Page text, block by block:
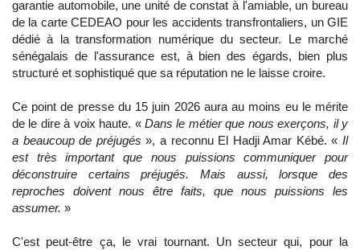
garantie automobile, une unité de constat à l'amiable, un bureau
de la carte CEDEAO pour les accidents transfrontaliers, un GIE
dédié à la transformation numérique du secteur. Le marché
sénégalais de l'assurance est, à bien des égards, bien plus
structuré et sophistiqué que sa réputation ne le laisse croire.
Ce point de presse du 15 juin 2026 aura au moins eu le mérite
de le dire à voix haute. « Dans le métier que nous exerçons, il y
a beaucoup de préjugés », a reconnu El Hadji Amar Kébé. « Il
est très important que nous puissions communiquer pour
déconstruire certains préjugés. Mais aussi, lorsque des
reproches doivent nous être faits, que nous puissions les
assumer. »
C'est peut-être ça, le vrai tournant. Un secteur qui, pour la